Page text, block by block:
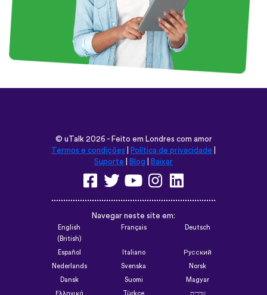
© uTalk2026 - Feito em Londres com amor
Termos e condições
Política de privacidade
Suporte
Blog Baixar
Navegar neste site em:
English
(British)
Français Deutsch
Español Italiano Русский
Nederlands Svenska Norsk
Dansk Suomi Magyar
Ελληνικά Türkçe עברית